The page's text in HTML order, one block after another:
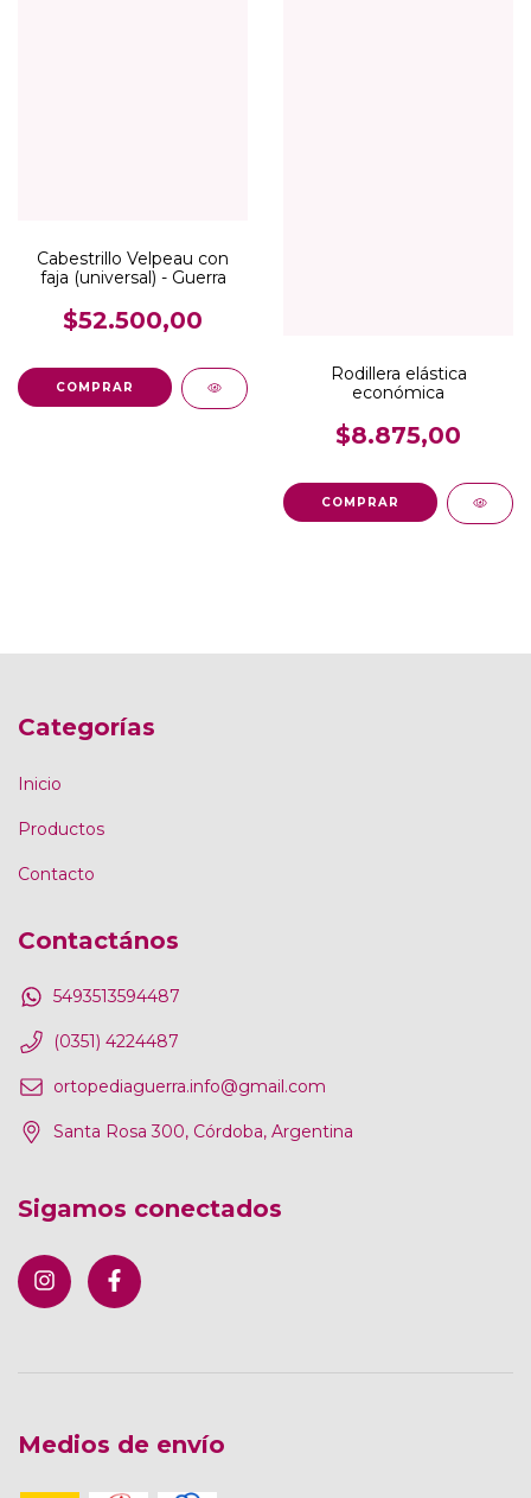
Cabestrillo Velpeau con
faja (universal) - Guerra
$52.500,00
COMPRAR
Rodillera elástica
económica
$8.875,00
COMPRAR
Categorías
Inicio
Productos
Contacto
Contactános
5493513594487
(0351) 4224487
ortopediaguerra.info@gmail.com
Santa Rosa 300, Córdoba, Argentina
Sigamos conectados
Medios de envío